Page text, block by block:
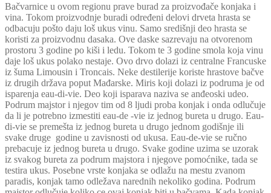
Bačvarnice u ovom regionu prave burad za proizvođače konjaka i
vina. Tokom proizvodnje buradi određeni delovi drveta hrasta se
odbacuju pošto daju loš ukus vinu. Samo središnji deo hrasta se
koristi za proizvodnu dasaka. Ove daske sazrevaju na otvorenom
prostoru 3 godine po kiši i ledu. Tokom te 3 godine smola koja vinu
daje loš ukus polako nestaje. Ovo drvo dolazi iz centralne Francuske
iz šuma Limousin i Troncais. Neke destilerije koriste hrastove bačve
iz drugih država poput Mađarske. Miris koji dolazi iz podruma je od
isparenja eau-di-vie. Deo koji isparava naziva se anđeoski udeo.
Podrum majstor i njegov tim od 8 ljudi proba konjak i onda odlučuje
da li je potrebno izmestiti eau-de -vie iz jednog bureta u drugo. Eau-
di-vie se premešta iz jednog bureta u drugo jednom godišnje ili
svake druge godine u zavisnosti od ukusa. Eau-de-vie se ručno
prebacuje iz jednog bureta u drugo. Svake godine uzima se uzorak
iz svakog bureta za podrum majstora i njegove pomoćnike, tada se
testira ukus. Posebne vrste konjaka se odlažu na mestu zvanom
paradis, konjak tamo odležava narednih nekoliko godina. Podrum